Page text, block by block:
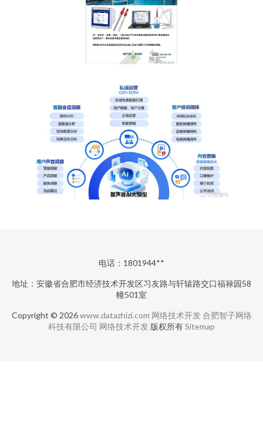
电话：1801944**
地址：安徽省合肥市经济技术开发区习友路与轩辕路交口福禄园58
幢501室
Copyright © 2026www.datazhizi.com 网络技术开发 合肥智子网络
科技有限公司 网络技术开发 版权所有Sitemap